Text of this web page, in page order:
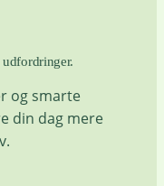
og smarte
din dag mere